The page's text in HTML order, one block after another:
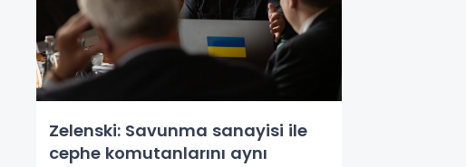
Zelenski: Savunma sanayisi ile
cephe komutanlarını aynı